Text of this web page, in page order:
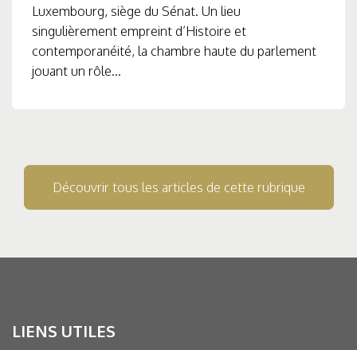
Luxembourg, siège du Sénat. Un lieu
singulièrement empreint d’Histoire et
contemporanéité, la chambre haute du parlement
jouant un rôle...
Découvrir tous les articles de cette rubrique
LIENS UTILES